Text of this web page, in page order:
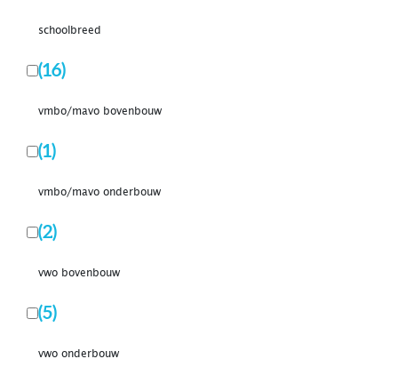
schoolbreed
(16)
vmbo/mavo bovenbouw
(1)
vmbo/mavo onderbouw
(2)
vwo bovenbouw
(5)
vwo onderbouw